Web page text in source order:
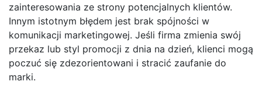
zainteresowania ze strony potencjalnych klientów.
Innym istotnym błędem jest brak spójności w
komunikacji marketingowej. Jeśli firma zmienia swój
przekaz lub styl promocji z dnia na dzień, klienci mogą
poczuć się zdezorientowani i stracić zaufanie do
marki.